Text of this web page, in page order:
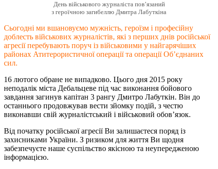
День військового журналіста пов’язаний
з героїчною загибеллю Дмитра Лабуткіна
Сьогодні ми вшановуємо мужність, героїзм і професійну
доблесть військових журналістів, які з перших днів російської
агресії перебувають поруч із військовими у найгарячіших
районах Атитерористичної операції та операції Об’єднаних
сил.
16 лютого обране не випадково. Цього дня 2015 року
неподалік міста Дебальцеве під час виконання бойового
завдання загинув капітан 3 рангу Дмитро Лабуткін. Він до
останнього продовжував вести зйомку подій, з честю
виконавши свій журналістський і військовий обов’язок.
Від початку російської агресії Ви залишаєтеся поряд із
захисниками України. З ризиком для життя Ви щодня
забезпечуєте наше суспільство якісною та неупередженою
інформацією.